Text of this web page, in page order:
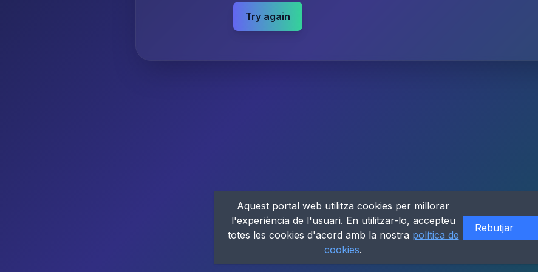
Try again
Aquest portal web utilitza cookies per millorar
l'experiència de l'usuari. En utilitzar-lo, accepteu
totes les cookies d'acord amb la nostra política de
cookies.
Rebutjar